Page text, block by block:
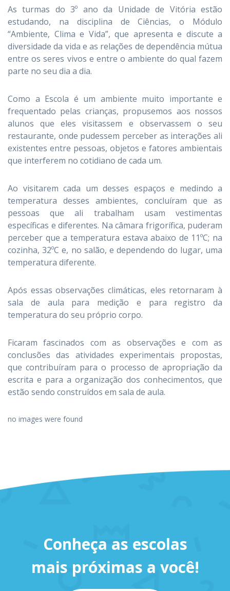
As turmas do 3º ano da Unidade de Vitória estão
estudando, na disciplina de Ciências, o Módulo
“Ambiente, Clima e Vida”, que apresenta e discute a
diversidade da vida e as relações de dependência mútua
entre os seres vivos e entre o ambiente do qual fazem
parte no seu dia a dia.
Como a Escola é um ambiente muito importante e
frequentado pelas crianças, propusemos aos nossos
alunos que eles visitassem e observassem o seu
restaurante, onde pudessem perceber as interações ali
existentes entre pessoas, objetos e fatores ambientais
que interferem no cotidiano de cada um.
Ao visitarem cada um desses espaços e medindo a
temperatura desses ambientes, concluíram que as
pessoas que ali trabalham usam vestimentas
específicas e diferentes. Na câmara frigorífica, puderam
perceber que a temperatura estava abaixo de 11ºC; na
cozinha, 32ºC e, no salão, e dependendo do lugar, uma
temperatura diferente.
Após essas observações climáticas, eles retornaram à
sala de aula para medição e para registro da
temperatura do seu próprio corpo.
Ficaram fascinados com as observações e com as
conclusões das atividades experimentais propostas,
que contribuíram para o processo de apropriação da
escrita e para a organização dos conhecimentos, que
estão sendo construídos em sala de aula.
no images were found
Conheça as escolas
mais próximas a você!